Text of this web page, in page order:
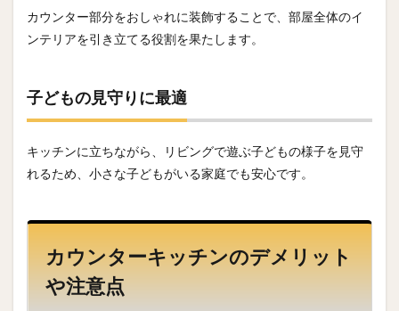
カウンター部分をおしゃれに装飾することで、部屋全体のイ
ンテリアを引き立てる役割を果たします。
子どもの見守りに最適
キッチンに立ちながら、リビングで遊ぶ子どもの様子を見守
れるため、小さな子どもがいる家庭でも安心です。
カウンターキッチンのデメリット
や注意点